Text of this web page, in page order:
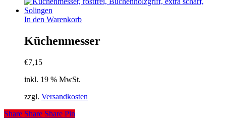
In den Warenkorb
Küchenmesser
€7,15
inkl. 19 % MwSt.
zzgl. Versandkosten
Share Share Share Pin